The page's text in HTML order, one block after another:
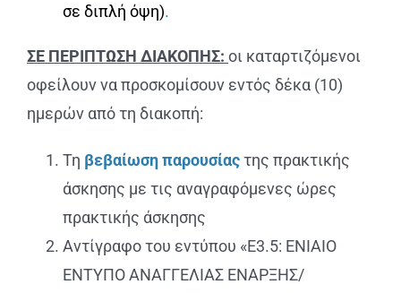
σε διπλή όψη).
ΣΕ ΠΕΡΙΠΤΩΣΗ ΔΙΑΚΟΠΗΣ: οι καταρτιζόμενοι
οφείλουν να προσκομίσουν εντός δέκα (10)
ημερών από τη διακοπή:
Τη βεβαίωση παρουσίαςτης πρακτικής
άσκησης με τις αναγραφόμενες ώρες
πρακτικής άσκησης
Αντίγραφο του εντύπου «Ε3.5: ΕΝΙΑΙΟ
ΕΝΤΥΠΟ ΑΝΑΓΓΕΛΙΑΣ ΕΝΑΡΞΗΣ/